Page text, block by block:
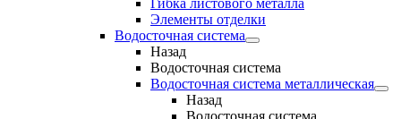
Гибка листового металла
Элементы отделки
Водосточная система
Назад
Водосточная система
Водосточная система металлическая
Назад
Водосточная система